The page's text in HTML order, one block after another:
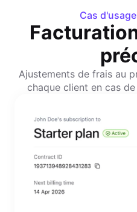
Cas
Ajustements de frais au
chaque client en cas